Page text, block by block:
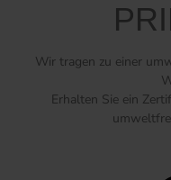
Wir tragen zu einer
Erhalten Sie ein